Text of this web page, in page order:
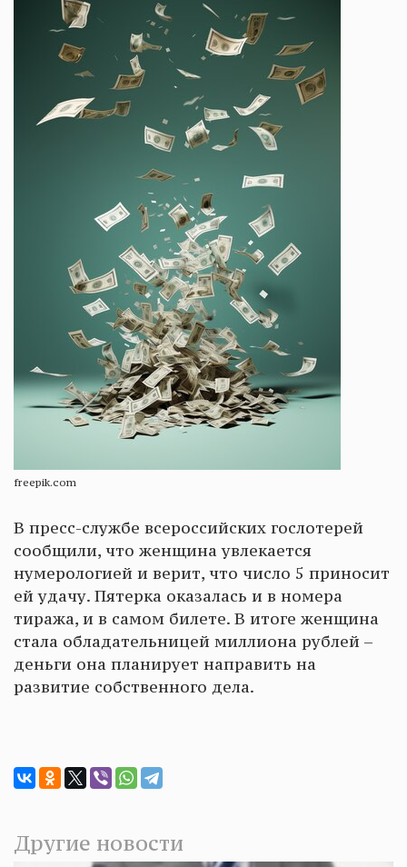
freepik.com
В пресс-службе всероссийских гослотерей
сообщили, что женщина увлекается
нумерологией и верит, что число 5 приносит
ей удачу. Пятерка оказалась и в номера
тиража, и в самом билете. В итоге женщина
стала обладательницей миллиона рублей –
деньги она планирует направить на
развитие собственного дела.
Другие новости